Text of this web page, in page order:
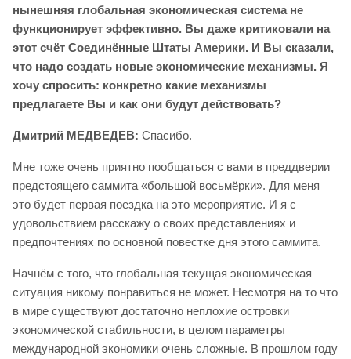
нынешняя глобальная экономическая система не
функционирует эффективно. Вы даже критиковали на
этот счёт Соединённые Штаты Америки. И Вы сказали,
что надо создать новые экономические механизмы. Я
хочу спросить: конкретно какие механизмы
предлагаете Вы и как они будут действовать?
Дмитрий МЕДВЕДЕВ: Спасибо.
Мне тоже очень приятно пообщаться с вами в преддверии
предстоящего саммита «большой восьмёрки». Для меня
это будет первая поездка на это мероприятие. И я с
удовольствием расскажу о своих представлениях и
предпочтениях по основной повестке дня этого саммита.
Начнём с того, что глобальная текущая экономическая
ситуация никому понравиться не может. Несмотря на то что
в мире существуют достаточно неплохие островки
экономической стабильности, в целом параметры
международной экономики очень сложные. В прошлом году